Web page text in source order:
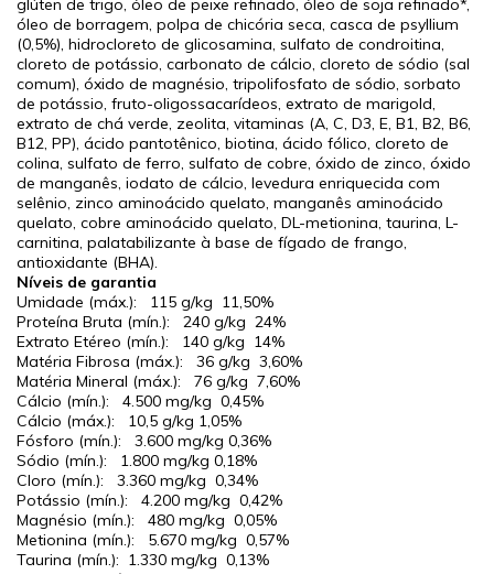
glúten de trigo, óleo de peixe refinado, óleo de soja refinado*,
óleo de borragem, polpa de chicória seca, casca de psyllium
(0,5%), hidrocloreto de glicosamina, sulfato de condroitina,
cloreto de potássio, carbonato de cálcio, cloreto de sódio (sal
comum), óxido de magnésio, tripolifosfato de sódio, sorbato
de potássio, fruto-oligossacarídeos, extrato de marigold,
extrato de chá verde, zeolita, vitaminas (A, C, D3, E, B1, B2, B6,
B12, PP), ácido pantotênico, biotina, ácido fólico, cloreto de
colina, sulfato de ferro, sulfato de cobre, óxido de zinco, óxido
de manganês, iodato de cálcio, levedura enriquecida com
selênio, zinco aminoácido quelato, manganês aminoácido
quelato, cobre aminoácido quelato, DL-metionina, taurina, L-
carnitina, palatabilizante à base de fígado de frango,
antioxidante (BHA).
Níveis de garantia
Umidade (máx.):
115 g/kg 11,50%
Proteína Bruta (mín.):
240 g/kg 24%
Extrato Etéreo (mín.):
140 g/kg 14%
Matéria Fibrosa (máx.):
36 g/kg 3,60%
Matéria Mineral (máx.):
76 g/kg 7,60%
Cálcio (mín.):
4.500 mg/kg 0,45%
Cálcio (máx.):
10,5 g/kg 1,05%
Fósforo (mín.):
3.600 mg/kg 0,36%
Sódio (mín.):
1.800 mg/kg 0,18%
Cloro (mín.):
3.360 mg/kg 0,34%
Potássio (mín.):
4.200 mg/kg 0,42%
Magnésio (mín.):
480 mg/kg 0,05%
Metionina (mín.):
5.670 mg/kg 0,57%
Taurina (mín.): 1.330 mg/kg 0,13%